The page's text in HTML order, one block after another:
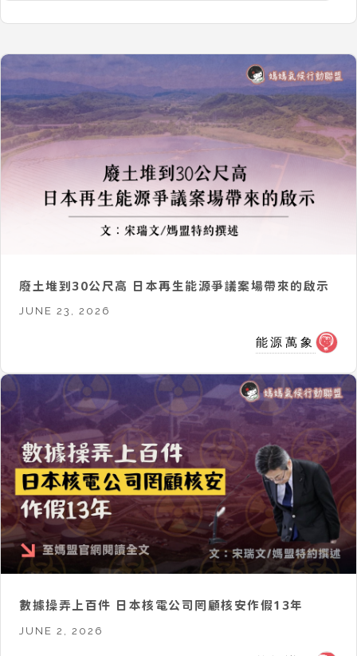
廢土堆到30公尺高 日本再生能源爭議案場帶來的啟示
JUNE 23, 2026
能源萬象
數據操弄上百件 日本核電公司罔顧核安作假13年
JUNE 2, 2026